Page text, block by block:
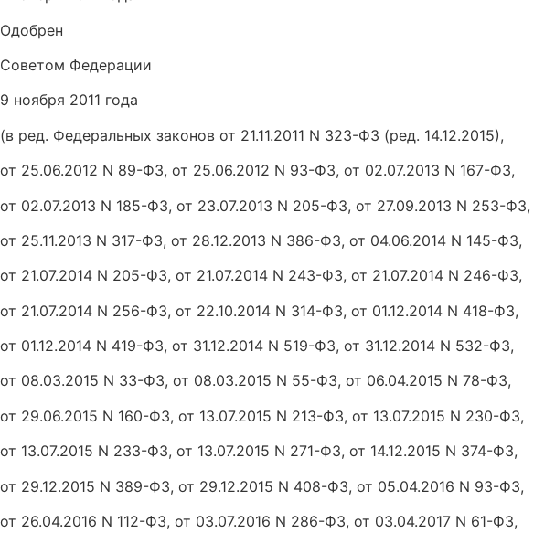
Одобрен
Советом Федерации
9 ноября 2011 года
(в ред. Федеральных законов от 21.11.2011 N 323-ФЗ (ред. 14.12.2015),
от 25.06.2012 N 89-ФЗ, от 25.06.2012 N 93-ФЗ, от 02.07.2013 N 167-ФЗ,
от 02.07.2013 N 185-ФЗ, от 23.07.2013 N 205-ФЗ, от 27.09.2013 N 253-ФЗ,
от 25.11.2013 N 317-ФЗ, от 28.12.2013 N 386-ФЗ, от 04.06.2014 N 145-ФЗ,
от 21.07.2014 N 205-ФЗ, от 21.07.2014 N 243-ФЗ, от 21.07.2014 N 246-ФЗ,
от 21.07.2014 N 256-ФЗ, от 22.10.2014 N 314-ФЗ, от 01.12.2014 N 418-ФЗ,
от 01.12.2014 N 419-ФЗ, от 31.12.2014 N 519-ФЗ, от 31.12.2014 N 532-ФЗ,
от 08.03.2015 N 33-ФЗ, от 08.03.2015 N 55-ФЗ, от 06.04.2015 N 78-ФЗ,
от 29.06.2015 N 160-ФЗ, от 13.07.2015 N 213-ФЗ, от 13.07.2015 N 230-ФЗ,
от 13.07.2015 N 233-ФЗ, от 13.07.2015 N 271-ФЗ, от 14.12.2015 N 374-ФЗ,
от 29.12.2015 N 389-ФЗ, от 29.12.2015 N 408-ФЗ, от 05.04.2016 N 93-ФЗ,
от 26.04.2016 N 112-ФЗ, от 03.07.2016 N 286-ФЗ, от 03.04.2017 N 61-ФЗ,